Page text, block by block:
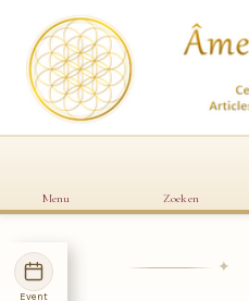
Menu Zoeken
Event
✦